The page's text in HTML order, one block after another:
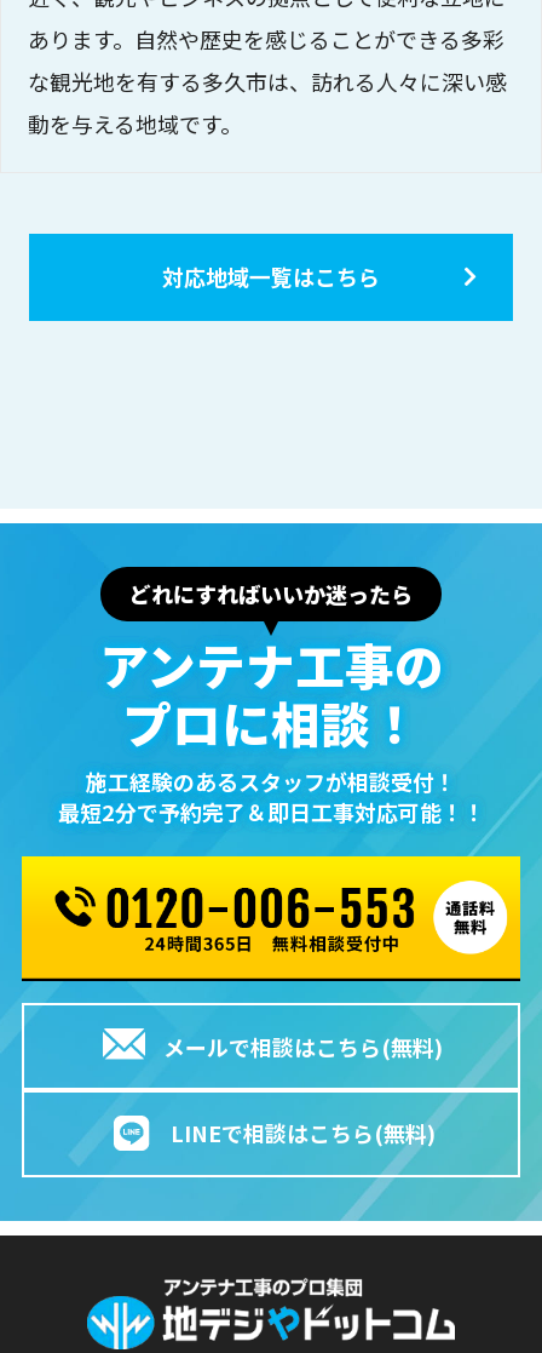
あります。自然や歴史を感じることができる多彩
な観光地を有する多久市は、訪れる人々に深い感
動を与える地域です。
対応地域一覧はこちら
どれにすればいいか迷ったら
アンテナ⼯事の
プロに相談！
施⼯経験のあるスタッフが相談受付！
最短2分で予約完了＆即⽇⼯事対応可能！！
メールで相談はこちら(無料)
LINEで相談はこちら(無料)